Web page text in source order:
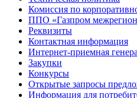
Комиссия по
ППО «Газпром
Реквизиты
Контактная информация
Интернет-приемная
Закупки
Конкурсы
Открытые запросы
Информация для